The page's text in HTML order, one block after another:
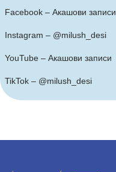
Facebook – Акашови записи
Instagram – @milush_desi
YouTube – Акашови записи
TikTok – @milush_desi